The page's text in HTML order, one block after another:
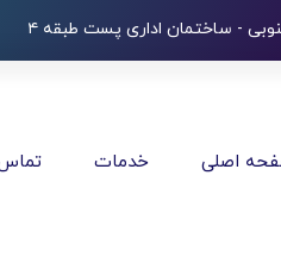
- ساختمان اداری پست طبقه ۴
اصلی خدمات